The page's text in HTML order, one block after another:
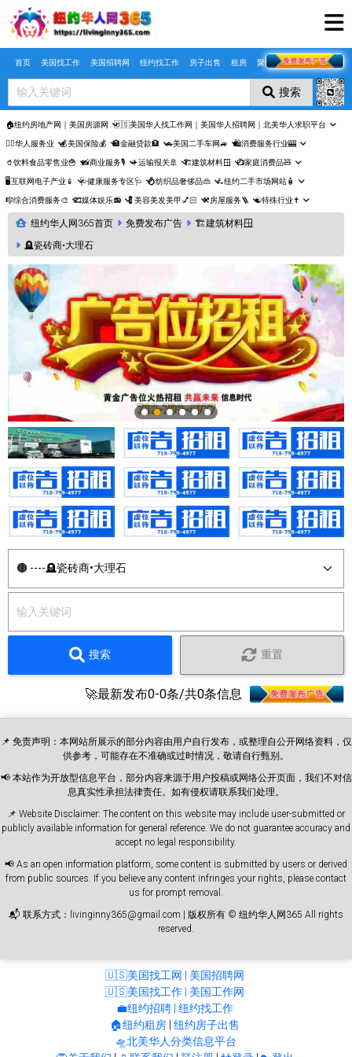
Skip to main content
首页 美国找工作 美国招聘网 纽约找工作 房子出售 租房 聚合页
搜索
🏠纽约房地产网｜美国房源网 🇺🇸美国华人找工作网｜美国华人招聘网｜北美华人求职平台
🤵‍♀️华人服务业 💰美国保险💰 🏦金融贷款🏦 🚗美国二手车网🚙 🛍️消费服务行业🎰
🥤饮料食品零售业🍟 📸商业服务🎙️ ✈️运输报关🚢 🏗️建筑材料🪟 📺家庭消费品🧸
🖥️互联网电子产业📱 🩺健康服务专区🩺 💍纺织品奢侈品👜 🛴纽约二手市场网站🧴
🎼综合消费服务🎨 🎞️媒体娱乐📻 💈美容美发美甲💅🏻 ⚒️房屋服务🪜 ☯️特殊行业✝️
纽约华人网365首页 免费发布广告
🏗️建筑材料🪟
🪦瓷砖商•大理石
搜索 重置
🚀最新发布0-0条/共0条信息
📌 免责声明：本网站所展示的部分内容由用户自行发布，或整理自公开网络资料，仅
供参考，可能存在不准确或过时情况，敬请自行甄别。
📢 本站作为开放型信息平台，部分内容来源于用户投稿或网络公开页面，我们不对信
息真实性承担法律责任。如有侵权请联系我们处理。
📌 Website Disclaimer: The content on this website may include user-submitted or
publicly available information for general reference. We do not guarantee accuracy and
accept no legal responsibility.
📢 As an open information platform, some content is submitted by users or derived
from public sources. If you believe any content infringes your rights, please contact
us for prompt removal.
📬 联系方式：livinginny365@gmail.com | 版权所有 © 纽约华人网365 All rights
reserved.
🇺🇸美国找工网 | 美国招聘网
🇺🇸美国找工作 | 美国工作网
💼纽约招聘 | 纽约找工作
🏠纽约租房 | 纽约房子出售
🛸北美华人分类信息平台